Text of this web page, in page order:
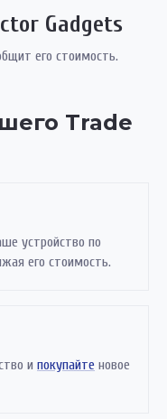
Gadgets
его стоимость.
Trade
устройство по
его стоимость.
и покупайте новое